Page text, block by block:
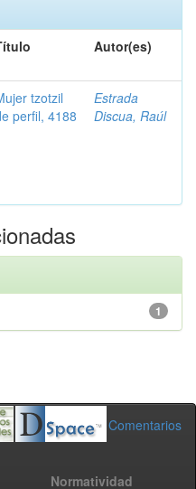
Autor(es)
tzotzil
perfil, 4188
Estrada
Discua, Raúl
1
Comentarios
Normatividad